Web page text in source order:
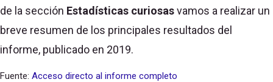
de la sección Estadísticas curiosasvamos a realizar un
breve resumen de los principales resultados del
informe, publicado en 2019.
Fuente: Acceso directo al informe completo